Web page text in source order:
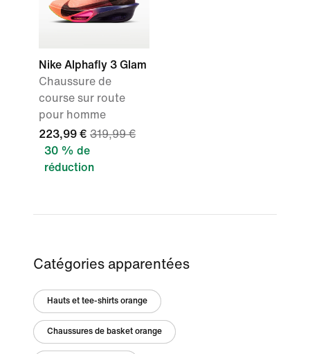
Nike Alphafly 3 Glam
Chaussure de
course sur route
pour homme
223,99 € 319,99 €
30 % de
réduction
Catégories apparentées
Hauts et tee-shirts orange
Chaussures de basket orange